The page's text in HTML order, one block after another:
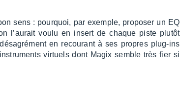
sens : pourquoi, par exemple, propo­ser un EQ
l’au­rait voulu en insert de chaque piste plutôt
en recou­rant à ses propres plug-ins
virtuels dont Magix semble très fier si